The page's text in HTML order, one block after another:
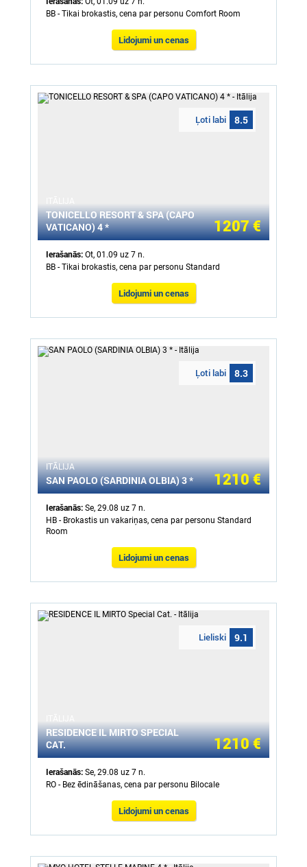
BB - Tikai brokastis, cena par personu Comfort Room
Lidojumi un cenas
Ļoti labi 8.5
TONICELLO RESORT & SPA (CAPO
VATICANO) 4 *
1207 €
Ierašanās: Ot, 01.09 uz 7 n.
BB - Tikai brokastis, cena par personu Standard
Lidojumi un cenas
Ļoti labi 8.3
ITĀLIJA
SAN PAOLO (SARDINIA OLBIA) 3 * 1210 €
Ierašanās: Se, 29.08 uz 7 n.
HB - Brokastis un vakariņas, cena par personu Standard
Room
Lidojumi un cenas
Lieliski 9.1
RESIDENCE IL MIRTO SPECIAL
CAT.
1210 €
Ierašanās: Se, 29.08 uz 7 n.
RO - Bez ēdināšanas, cena par personu Bilocale
Lidojumi un cenas